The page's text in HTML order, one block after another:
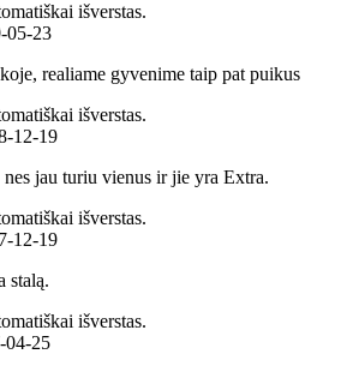
išverstas.
realiame gyvenime taip pat puikus
išverstas.
jau turiu vienus ir jie yra Extra.
išverstas.
stalą.
išverstas.